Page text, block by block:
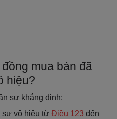
mua bán đã
hiệu?
sự khẳng định:
sự vô hiệu từ Điều 123 đến